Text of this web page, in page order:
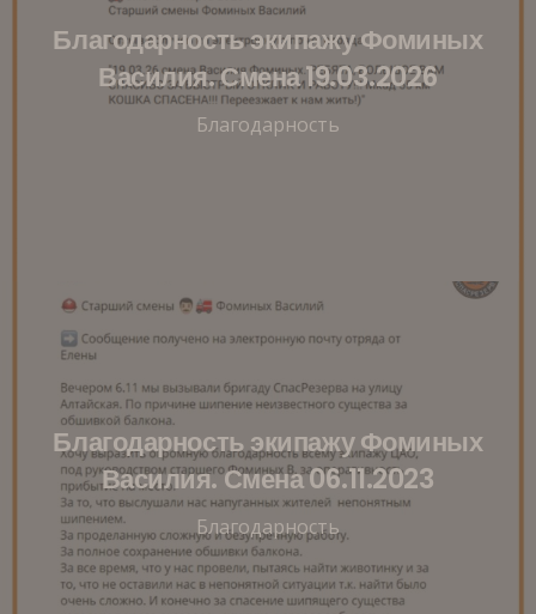
Благодарность экипажу Фоминых
Василия. Смена 19.03.2026
Благодарность
Благодарность экипажу Фоминых
Василия. Смена 06.11.2023
Благодарность